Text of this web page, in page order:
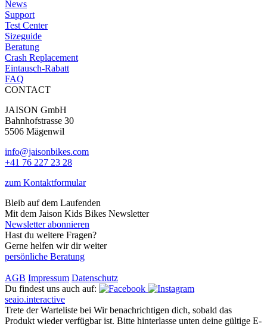
News
Support
Test Center
Sizeguide
Beratung
Crash Replacement
Eintausch-Rabatt
FAQ
CONTACT
JAISON GmbH
Bahnhofstrasse 30
5506 Mägenwil
info@jaisonbikes.com
+41 76 227 23 28
zum Kontaktformular
Bleib auf dem Laufenden
Mit dem Jaison Kids Bikes Newsletter
Newsletter abonnieren
Hast du weitere Fragen?
Gerne helfen wir dir weiter
persönliche Beratung
AGB Impressum Datenschutz
Du findest uns auch auf:
seaio.interactive
Trete der Warteliste bei Wir benachrichtigen dich, sobald das
Produkt wieder verfügbar ist. Bitte hinterlasse unten deine gültige E-